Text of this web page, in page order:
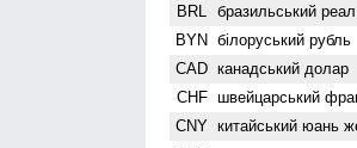
BRL бразильський реал
BYN білоруський рубль
CAD канадський долар
CHF швейцарський
CNY китайський юань